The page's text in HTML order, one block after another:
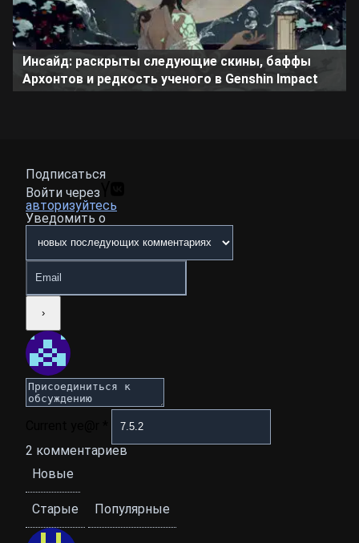
Инсайд: раскрыты следующие скины, баффы
Архонтов и редкость ученого в Genshin Impact
Подписаться
Войти через
авторизуйтесь
Уведомить о
2 комментариев
Новые
Старые Популярные